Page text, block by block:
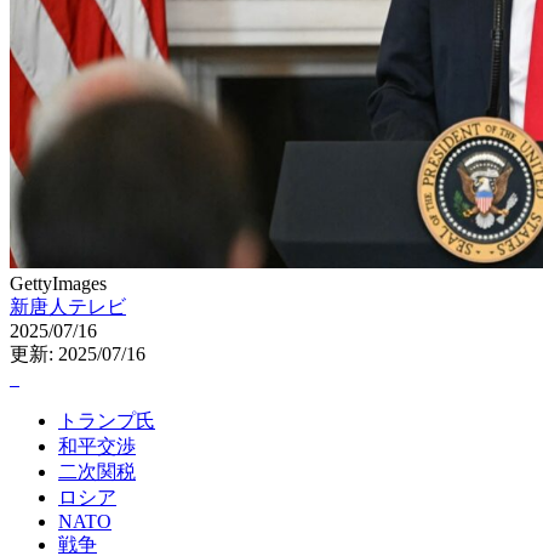
GettyImages
新唐人テレビ
2025/07/16
更新: 2025/07/16
トランプ氏
和平交渉
二次関税
ロシア
NATO
戦争